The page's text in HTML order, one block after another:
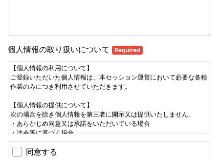
個人情報の取り扱いについて Required
【個人情報の利用について】
ご登録いただいた個人情報は、本セッション運営において必要な各種
作業のみにつき利用させていただきます。
【個人情報の提供について】
次の場合を除き個人情報を第三者に開示又は提供いたしません。
・あらかじめ同意又は承諾をいただいている場合
・法令等に基づく場合
同意する